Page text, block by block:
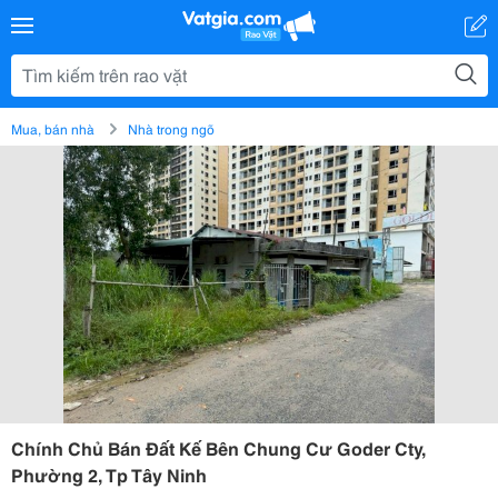
Mua, bán nhà Nhà trong ngõ
Chính Chủ Bán Đất Kế Bên Chung Cư Goder Cty,
Phường 2, Tp Tây Ninh